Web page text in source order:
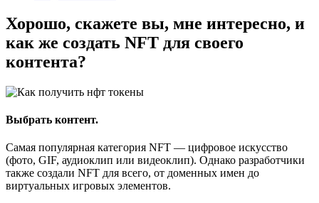
Хорошо, скажете вы, мне интересно, и
как же создать NFT для своего
контента?
Выбрать контент.
Самая популярная категория NFT — цифровое искусство
(фото, GIF, аудиоклип или видеоклип). Однако разработчики
также создали NFT для всего, от доменных имен до
виртуальных игровых элементов.